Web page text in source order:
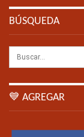
BÚSQUEDA
💙 AGREGAR